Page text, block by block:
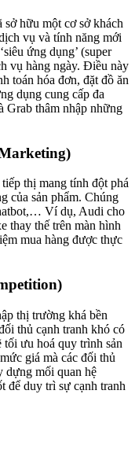
sở hữu một cơ sở khách
vụ và tính năng mới
ứng dụng’ (super
vụ hàng ngày. Điều này
toán hóa đơn, đặt đồ ăn
dụng cung cấp đa
Grab thâm nhập những
thị mang tính đột phá
của sản phẩm. Chúng
Ví dụ, Audi cho
thay thế trên màn hình
mua hàng được thực
thị trường khá bền
thủ cạnh tranh khó có
tối ưu hoá quy trình sản
giá mà các đối thủ
dựng mối quan hệ
để duy trì sự cạnh tranh